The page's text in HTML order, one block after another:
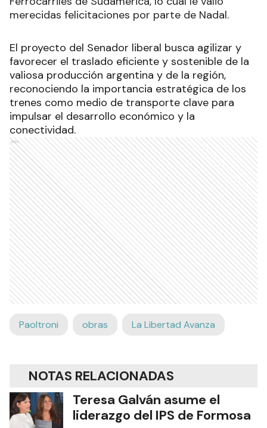
merecidas felicitaciones por parte de Nadal.
El proyecto del Senador liberal busca agilizar y
favorecer el traslado eficiente y sostenible de la
valiosa producción argentina y de la región,
reconociendo la importancia estratégica de los
trenes como medio de transporte clave para
impulsar el desarrollo económico y la
conectividad.
Ads
Paoltroni obras La Libertad Avanza
NOTAS RELACIONADAS
Teresa Galván asume el
liderazgo del IPS de Formosa